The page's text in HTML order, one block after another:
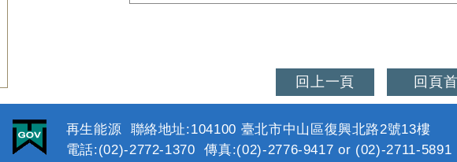
回上一頁
回頁首
再生能源 聯絡地址:104100 臺北市中山區復興北路2號13樓
電話:(02)-2772-1370 傳真:(02)-2776-9417 or (02)-2711-5891